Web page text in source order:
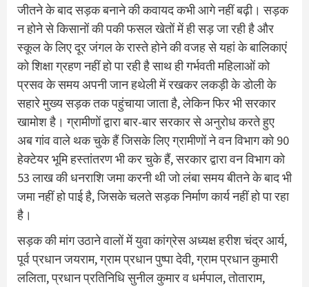
जीतने के बाद सड़क बनाने की कवायद कभी आगे नहीं बढ़ी। सड़क
न होने से किसानों की पकी फसल खेतों में ही सड़ जा रही है और
स्कूल के लिए दूर जंगल के रास्ते होने की वजह से यहां के बालिकाएं
को शिक्षा ग्रहण नहीं हो पा रही है साथ ही गर्भवती महिलाओं को
प्रसव के समय अपनी जान हथेली में रखकर लकड़ी के डोली के
सहारे मुख्य सड़क तक पहुंचाया जाता है, लेकिन फिर भी सरकार
खामोश है। ग्रामीणों द्वारा बार-बार सरकार से अनुरोध करते हुए
अब गांव वाले थक चुके हैं जिसके लिए ग्रामीणों ने वन विभाग को 90
हेक्टेयर भूमि हस्तांतरण भी कर चुके हैं, सरकार द्वारा वन विभाग को
53 लाख की धनराशि जमा करनी थी जो लंबा समय बीतने के बाद भी
जमा नहीं हो पाई है, जिसके चलते सड़क निर्माण कार्य नहीं हो पा रहा
है।
सड़क की मांग उठाने वालों में युवा कांग्रेस अध्यक्ष हरीश चंद्र आर्य,
पूर्व प्रधान जयराम, ग्राम प्रधान पुष्पा देवी, ग्राम प्रधान कुमारी
ललिता, प्रधान प्रतिनिधि सुनील कुमार व धर्मपाल, तोताराम,